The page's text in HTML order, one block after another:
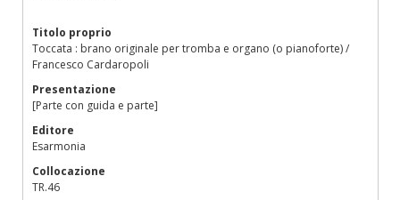
Titolo proprio
Toccata : brano originale per tromba e organo (o pianoforte) /
Francesco Cardaropoli
Presentazione
[Parte con guida e parte]
Editore
Esarmonia
Collocazione
TR.46